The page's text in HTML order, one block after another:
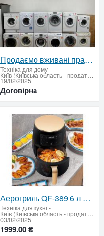
Продаємо вживані пральні машини з гарантією
Техніка для дому-
Київ (Київська область - продати купити)
19/02/2025
Договірна
Аерогриль QF-389 6 л 2400 Вт
Техніка для кухні -
Київ (Київська область - продати купити)
03/02/2025
1999.00 ₴